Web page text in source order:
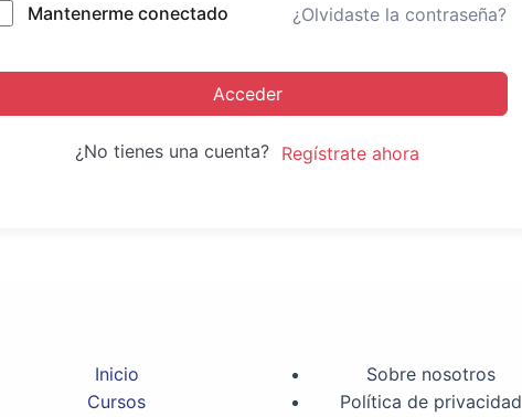
Mantenerme conectado ¿Olvidaste la contraseña?
Acceder
¿No tienes una cuenta? Regístrate ahora
Inicio
Cursos
Sobre nosotros
Política de privacidad